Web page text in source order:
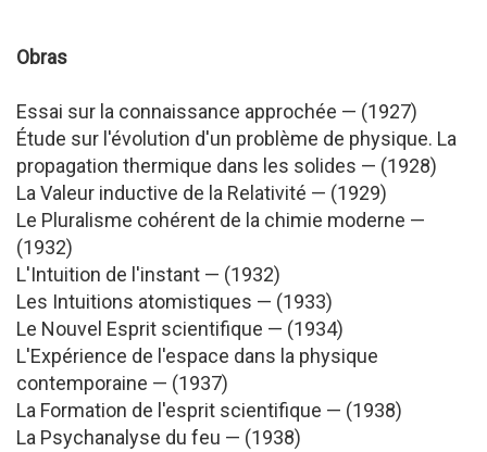
Obras
Essai sur la connaissance approchée — (1927)
Étude sur l'évolution d'un problème de physique. La
propagation thermique dans les solides — (1928)
La Valeur inductive de la Relativité — (1929)
Le Pluralisme cohérent de la chimie moderne —
(1932)
L'Intuition de l'instant — (1932)
Les Intuitions atomistiques — (1933)
Le Nouvel Esprit scientifique — (1934)
L'Expérience de l'espace dans la physique
contemporaine — (1937)
La Formation de l'esprit scientifique — (1938)
La Psychanalyse du feu — (1938)